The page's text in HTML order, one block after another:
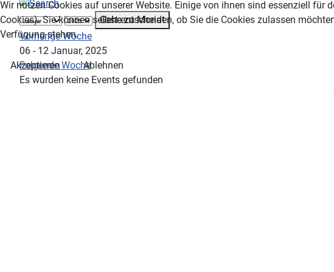
Gehe zu Monat
Vorherige Woche
06 - 12 Januar, 2025
Folgende Woche
Es wurden keine Events gefunden
Wir nutzen Cookies auf unserer Website. Einige von ihnen sind essenziell für
Cookies). Sie können selbst entscheiden, ob Sie die Cookies zulassen
Verfügung stehen.
Akzeptieren
Ablehnen